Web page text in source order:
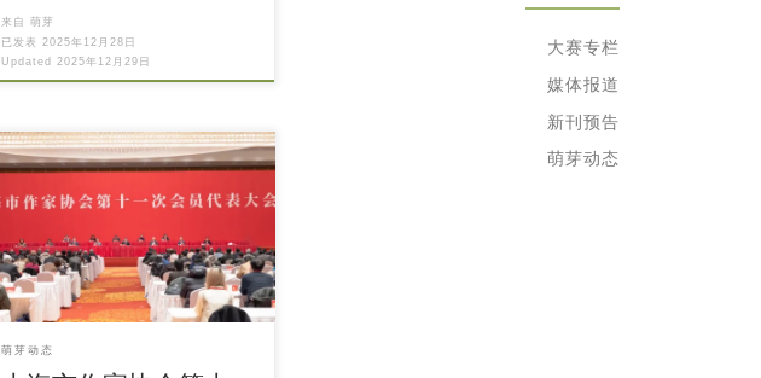
来自萌芽
已发表2025年12月28日
Updated2025年12月29日
萌芽动态
大赛专栏
媒体报道
新刊预告
萌芽动态